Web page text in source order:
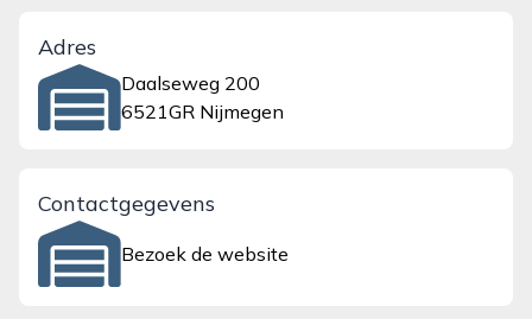
Adres
Daalseweg 200
6521GR Nijmegen
Contactgegevens
Bezoek de website